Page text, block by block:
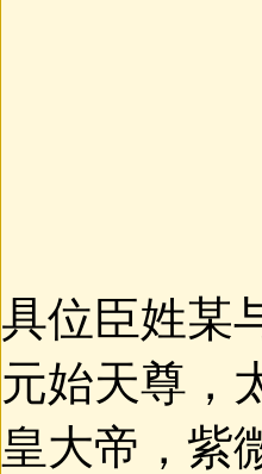
具位臣姓某
元始天尊，
皇大帝，紫